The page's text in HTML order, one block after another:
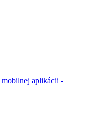
mobilnej aplikácii -